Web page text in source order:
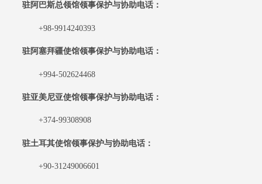
驻阿巴斯总领馆领事保护与协助电话：
+98-9914240393
驻阿塞拜疆使馆领事保护与协助电话：
+994-502624468
驻亚美尼亚使馆领事保护与协助电话：
+374-99308908
驻土耳其使馆领事保护与协助电话：
+90-31249006601